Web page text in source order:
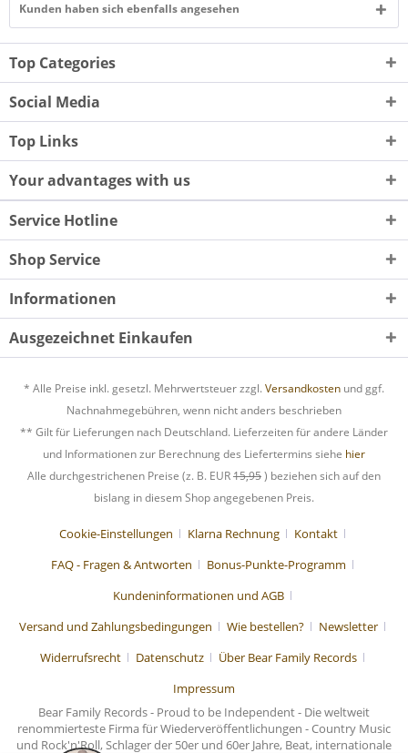
Kunden haben sich ebenfalls angesehen
Top Categories
Social Media
Top Links
Your advantages with us
Service Hotline
Shop Service
Informationen
Ausgezeichnet Einkaufen
* Alle Preise inkl. gesetzl. Mehrwertsteuer zzgl. Versandkosten und ggf.
Nachnahmegebühren, wenn nicht anders beschrieben
** Gilt für Lieferungen nach Deutschland. Lieferzeiten für andere Länder
und Informationen zur Berechnung des Liefertermins siehe hier
Alle durchgestrichenen Preise (z. B. EUR15,95) beziehen sich auf den
bislang in diesem Shop angegebenen Preis.
Cookie-Einstellungen Klarna Rechnung
Kontakt
FAQ - Fragen & Antworten
Bonus-Punkte-Programm
Kundeninformationen und AGB
Versand und Zahlungsbedingungen
Wie bestellen?
Newsletter
Widerrufsrecht
Datenschutz
Über Bear Family Records
Impressum
Bear Family Records - Proud to be Independent - Die weltweit
renommierteste Firma für Wiederveröffentlichungen - Country Music
und Rock'n'Roll, Schlager der 50er und 60er Jahre, Beat, internationale